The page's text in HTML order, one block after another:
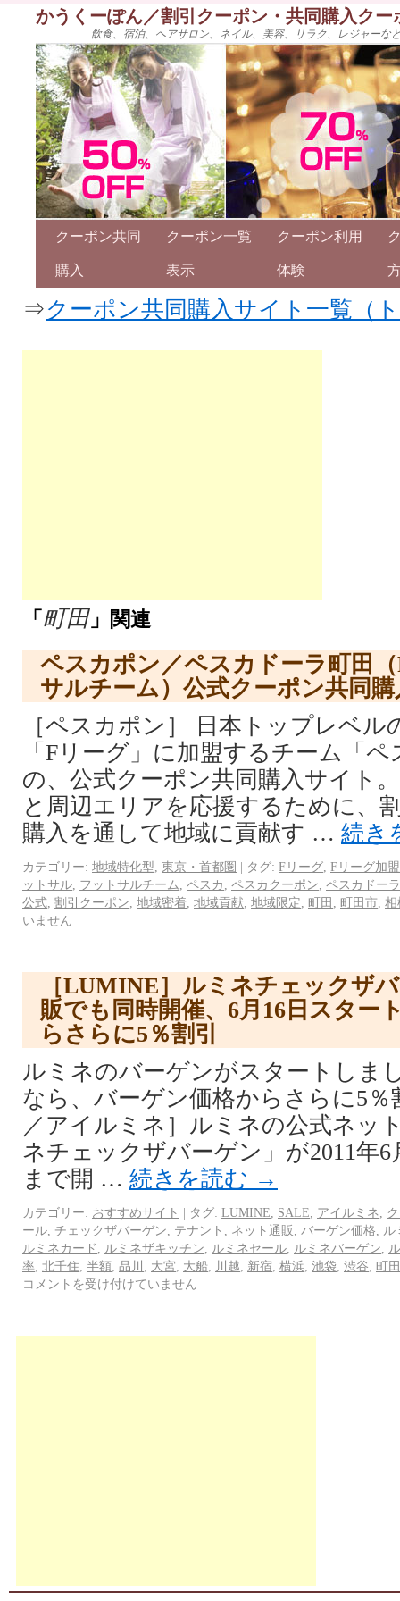
かうくーぽん／割引クーポン・共同購入ク
飲食、宿泊、ヘアサロン、ネイル、美容、リラク、レジャー
クーポン共同
購入
クーポン一覧
表示
クーポン利用
体験
⇒クーポン共同購入サイト一覧（
「 町田」関連
ペスカポン／ペスカドーラ町田
サルチーム）公式クーポン共同
［ペスカポン］ 日本トップレベ
「Fリーグ」に加盟するチーム「
の、公式クーポン共同購入サイト
と周辺エリアを応援するために、
購入を通して地域に貢献す … 続き
カテゴリー: 地域特化型 東京・首都圏 | タグ: Fリーグ Fリーグ加盟
ットサル フットサルチーム ペスカ ペスカクーポン ペスカドー
公式 割引クーポン 地域密着 地域貢献 地域限定 町田 町田市 相
いません
［LUMINE］ルミネチェックザ
販でも同時開催、6月16日スター
らさらに5％割引
ルミネのバーゲンがスタートしま
なら、バーゲン価格からさらに5
／アイルミネ］ルミネの公式ネッ
ネチェックザバーゲン」が2011年6
まで開 … 続きを読む →
カテゴリー: おすすめサイト | タグ: LUMINE SALE アイルミネ
ール チェックザバーゲン テナント ネット通販 バーゲン価格
ル
ルミネカード
ルミネザキッチン ルミネセール ルミネバーゲン
率 北千住 半額 品川 大宮 大船 川越 新宿 横浜 池袋 渋谷 町田
コメントを受け付けていません